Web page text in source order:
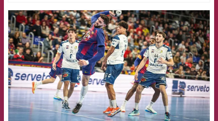
FCB Barcelona badge